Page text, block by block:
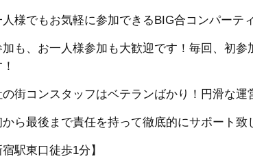
人様でもお気軽に参加できるBIG合コンパーテ
加も、お一人様参加も大歓迎です！毎回、初
街コンスタッフはベテランばかり！円滑な運
から最後まで責任を持って徹底的にサポート
駅東口徒歩1分】